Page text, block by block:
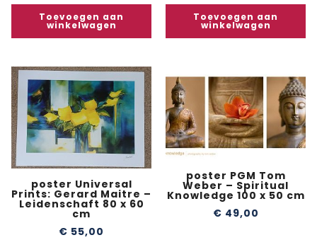
Toevoegen aan
winkelwagen
Toevoegen aan
winkelwagen
poster Universal
Prints: Gerard Maitre –
Leidenschaft 80 x 60
cm
€ 55,00
poster PGM Tom
Weber – Spiritual
Knowledge 100 x 50 cm
€ 49,00